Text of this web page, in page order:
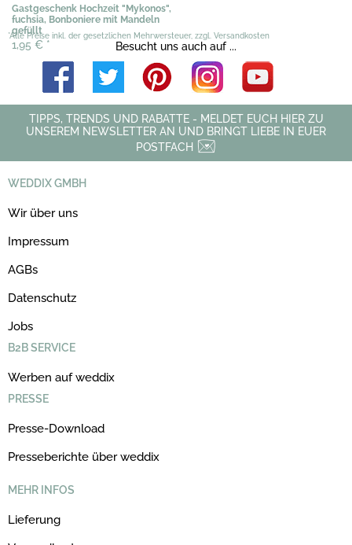
Gastgeschenk Hochzeit "Mykonos",
fuchsia, Bonboniere mit Mandeln
gefüllt
1,95 € *
*Alle Preise inkl. der gesetzlichen Mehrwersteuer, zzgl. Versandkosten
Besucht uns auch auf ...
TIPPS, TRENDS UND RABATTE - MELDET EUCH HIER ZU
UNSEREM NEWSLETTER AN UND BRINGT LIEBE IN EUER
POSTFACH
WEDDIX GMBH
Wir über uns
Impressum
AGBs
Datenschutz
Jobs
B2B SERVICE
Werben auf weddix
PRESSE
Presse-Download
Presseberichte über weddix
MEHR INFOS
Lieferung